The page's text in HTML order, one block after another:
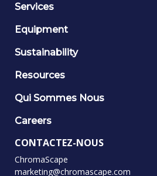
Services
Equipment
Sustainability
Resources
Qui Sommes Nous
Careers
CONTACTEZ-NOUS
ChromaScape
marketing@chromascape.com